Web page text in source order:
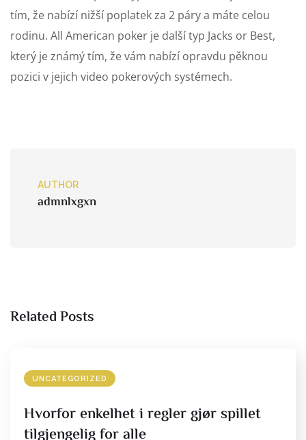
tím, že nabízí nižší poplatek za 2 páry a máte celou
rodinu. All American poker je další typ Jacks or Best,
který je známý tím, že vám nabízí opravdu pěknou
pozici v jejich video pokerových systémech.
AUTHOR
admnlxgxn
Related Posts
UNCATEGORIZED
Hvorfor enkelhet i regler gjør spillet